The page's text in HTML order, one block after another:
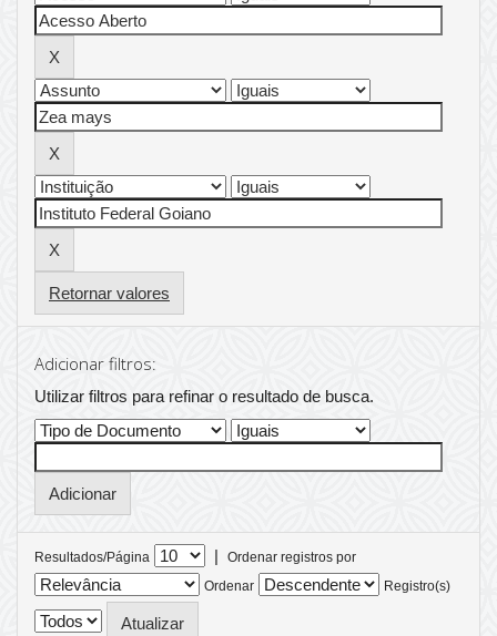
Retornar valores
Adicionar filtros:
Utilizar filtros para refinar o resultado de busca.
Resultados/Página |
Ordenar registros por
Ordenar
Registro(s)